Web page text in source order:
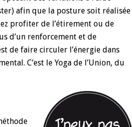
afin que la posture soit réalisée
profiter de l’étirement ou de
d’un renforcement et de
de faire circuler l’énergie dans
C’est le Yoga de l’Union, du